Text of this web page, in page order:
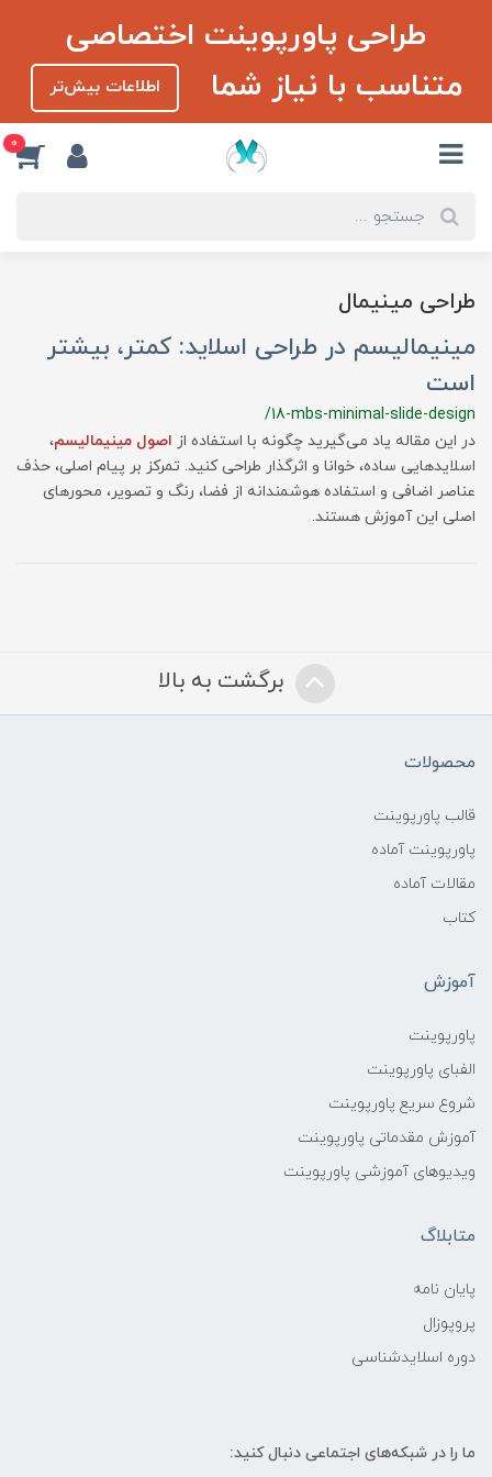
طراحی پاورپوینت اختصاصی
متناسب با نیاز شما
اطلاعات بیش‌تر
0
طراحی مینیمال
مینیمالیسم در طراحی اسلاید: کمتر، بیشتر
است
/18-mbs-minimal-slide-design
در این مقاله یاد می‌گیرید چگونه با استفاده از اصول مینیمالیسم،
اسلایدهایی ساده، خوانا و اثرگذار طراحی کنید. تمرکز بر پیام اصلی، حذف
عناصر اضافی و استفاده هوشمندانه از فضا، رنگ و تصویر، محورهای
اصلی این آموزش هستند.
برگشت به بالا
محصولات
قالب پاورپوینت
پاورپوینت آماده
مقالات آماده
کتاب
آموزش
پاورپوینت
الفبای پاورپوینت
شروع سریع پاورپوینت
آموزش مقدماتی پاورپوینت
ویدیوهای آموزشی پاورپوینت
متابلاگ
پایان نامه
پروپوزال
دوره اسلایدشناسی
ما را در شبکه‌های اجتماعی دنبال کنید: